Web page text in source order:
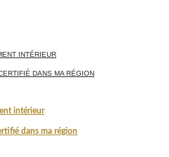
intérieur
dans ma région
INTÉRIEUR
DANS MA RÉGION